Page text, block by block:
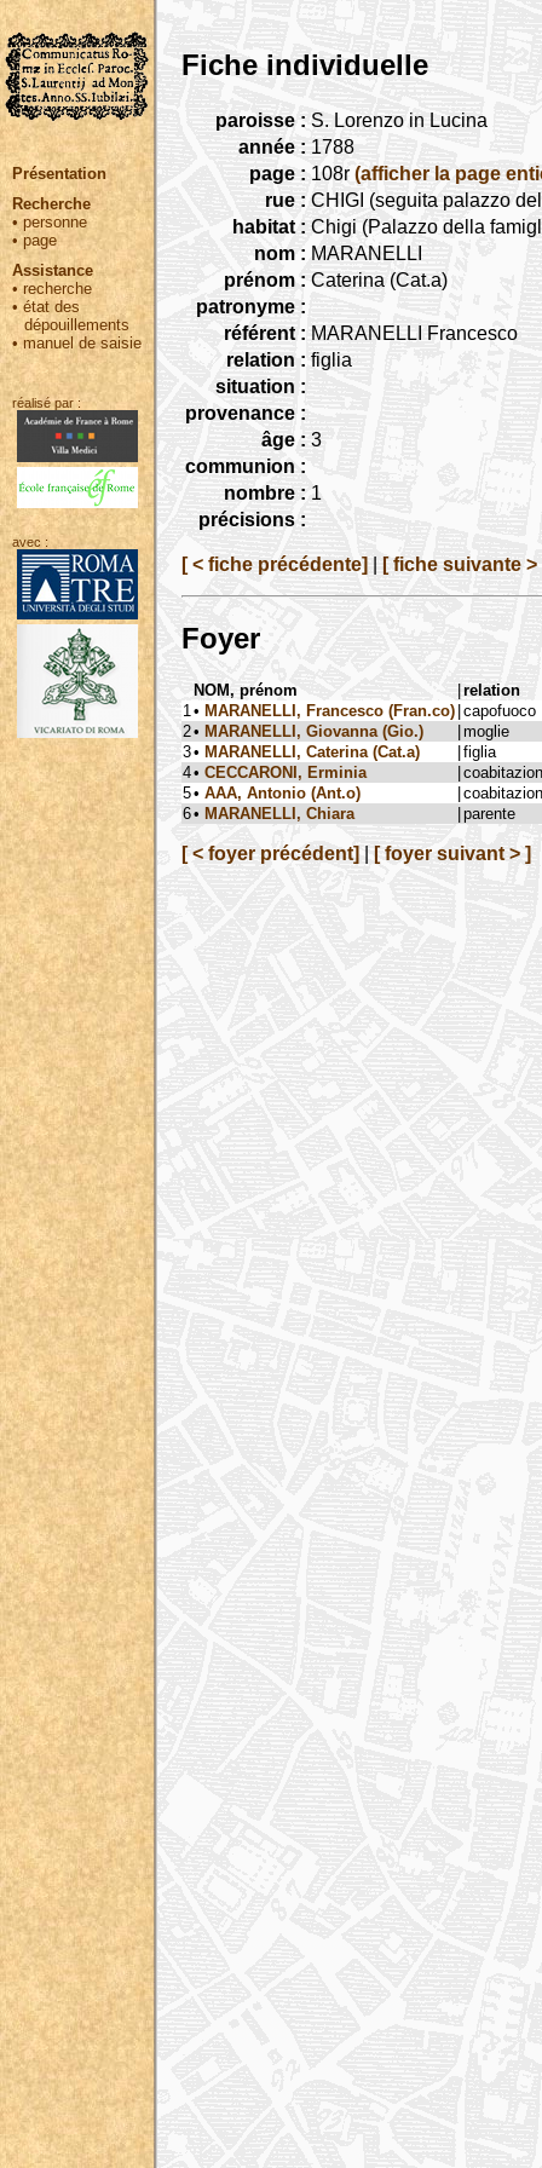
Présentation
Recherche
• personne
•page
Assistance
• recherche
•état des
dépouillements
•manuel de saisie
réalisé par :
avec :
Fiche individuelle
paroisse : S. Lorenzo in Lucina
année : 1788
page : 108r (afficher la page
rue : CHIGI (seguita palazzo
habitat : Chigi (Palazzo della
nom : MARANELLI
prénom : Caterina (Cat.a)
patronyme :
référent : MARANELLI Francesco
relation : figlia
situation :
provenance :
âge : 3
communion :
nombre : 1
précisions :
[ < fiche précédente] [ fiche suivante >
Foyer
NOM, prénom |relation
1 • MARANELLI, Francesco (Fran.co) |capofuoco
2• MARANELLI, Giovanna (Gio.) |moglie
3• MARANELLI, Caterina (Cat.a) |figlia
4• CECCARONI, Erminia |
5• AAA, Antonio (Ant.o) |
6• MARANELLI, Chiara |parente
[ < foyer précédent] [ foyer suivant > ]